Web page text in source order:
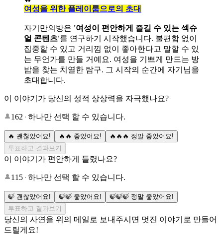
여성을 위한 플레이룸으로의 초대
자기만의방은 '여성이 편안하게 즐길 수 있는 섹슈
얼 콘텐츠'를 연구하기 시작했습니다. 불편함 없이
집중할 수 있고 거리낌 없이 좋아한다고 말할 수 있
는 무언가를 만들 거예요. 여성을 기쁘게 만드는 방
밥을 찾는 치열한 탐구. 그 시작의 순간에 자기님을
초대합니다.
이 이야기가 당신의 성적 상상력을 자극했나요?
162 하나만 선택 할 수 있습니다.
🔥 괜찮았어요! 🔥🔥 좋았어요!
🔥🔥🔥 정말 좋았어요!
투표하고 결과보기
이 이야기가 편안하게 들렸나요?
115 하나만 선택 할 수 있습니다.
🍃 괜찮았어요! 🍃🍃 좋았어요!
🍃🍃🍃 정말 좋았어요!
투표하고 결과보기
당신의 사연을 위의 메일로 보내주시면 멋진 이야기로 만들어
드릴게요!